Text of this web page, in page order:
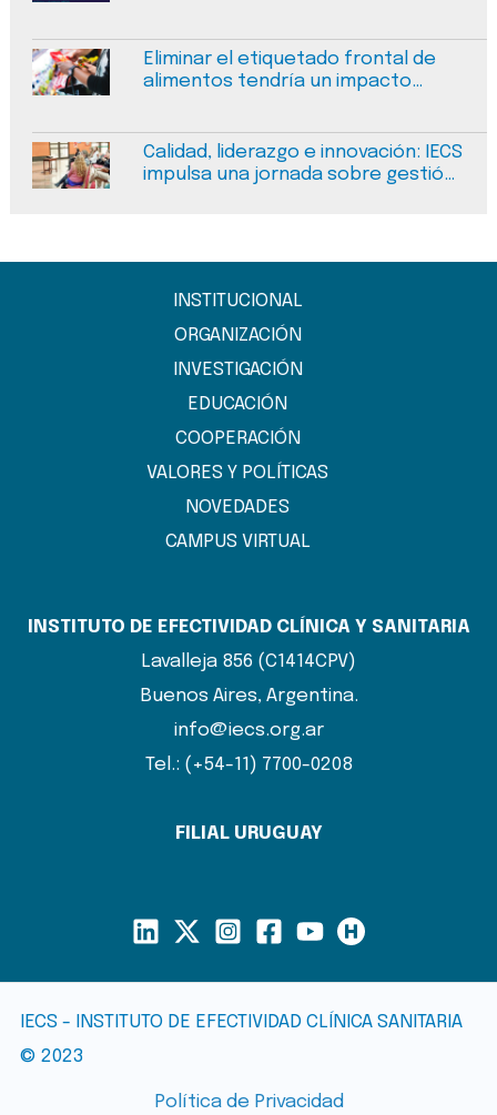
Eliminar el etiquetado frontal de
alimentos tendría un impacto
Calidad, liderazgo e innovación: IECS
impulsa una jornada sobre gestión
INSTITUCIONAL
ORGANIZACIÓN
INVESTIGACIÓN
EDUCACIÓN
COOPERACIÓN
VALORES Y POLÍTICAS
NOVEDADES
CAMPUS VIRTUAL
INSTITUTO DE EFECTIVIDAD CLÍNICA Y SANITARIA
Lavalleja 856 (C1414CPV)
Buenos Aires, Argentina.
info@iecs.org.ar
Tel.: (+54-11) 7700-0208
FILIAL URUGUAY
IECS - INSTITUTO DE EFECTIVIDAD CLÍNICA SANITARIA
© 2023
Política de Privacidad